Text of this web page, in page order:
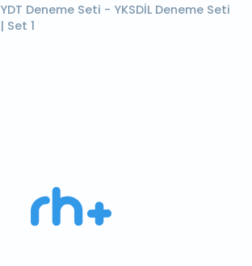
YDT Deneme Seti - YKSDİL Deneme Seti
| Set 1